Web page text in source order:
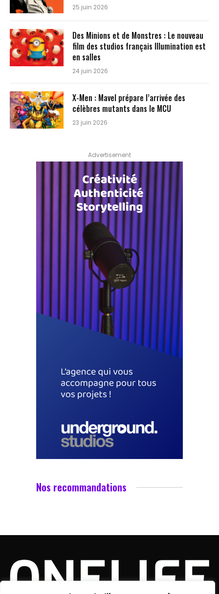
25 juin 2026
Des Minions et de Monstres : Le nouveau
film des studios français Illumination est
en salles
24 juin 2026
X-Men : Mavel prépare l’arrivée des
célèbres mutants dans le MCU
23 juin 2026
Advertisement
Nos recommandations